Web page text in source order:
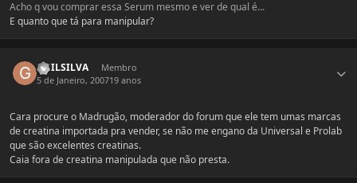
Acho q vou comprar essa Serum mesmo e ver de qual é...
E quanto que tá para manipular?
GUILSILVA
Membro
5 de Janeiro, 200719 anos
Cara procure o Madrugão, moderador do forum que ele tem umas marcas
de creatina importada pra vender, se não me engano da Universal e Prolab
que são excelentes creatinas.
Caia fora de creatina manipulada que não presta.